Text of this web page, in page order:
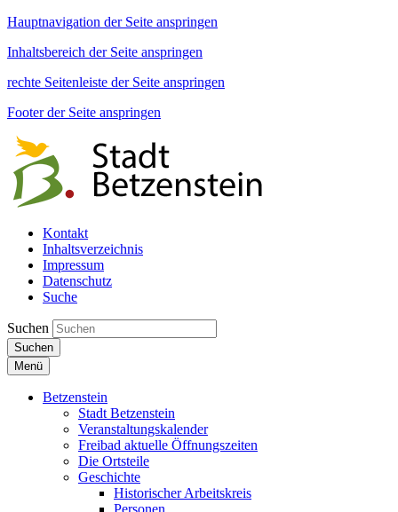
Hauptnavigation der Seite anspringen
Inhaltsbereich der Seite anspringen
rechte Seitenleiste der Seite anspringen
Footer der Seite anspringen
Kontakt
Inhaltsverzeichnis
Impressum
Datenschutz
Suche
Suchen
Suchen
Menü
Betzenstein
Stadt Betzenstein
Veranstaltungskalender
Freibad aktuelle Öffnungszeiten
Die Ortsteile
Geschichte
Historischer Arbeitskreis
Personen